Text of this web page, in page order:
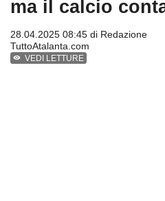
ma il calcio
28.04.2025 08:45 di Redazione
TuttoAtalanta.com
VEDI LETTURE